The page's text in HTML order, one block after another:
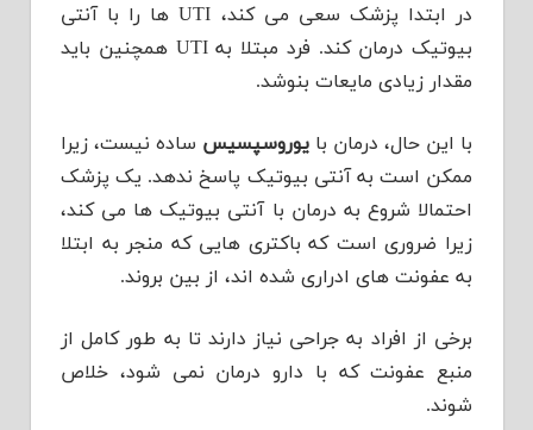
در ابتدا پزشک سعی می کند، UTI ها را با آنتی
بیوتیک درمان کند. فرد مبتلا به UTI همچنین باید
مقدار زیادی مایعات بنوشد.
با این حال، درمان با یوروسپسیس ساده نیست، زیرا
ممکن است به آنتی بیوتیک پاسخ ندهد. یک پزشک
احتمالا شروع به درمان با آنتی بیوتیک ها می کند،
زیرا ضروری است که باکتری هایی که منجر به ابتلا
به عفونت های ادراری شده اند، از بین بروند.
برخی از افراد به جراحی نیاز دارند تا به طور کامل از
منبع عفونت که با دارو درمان نمی شود، خلاص
شوند.